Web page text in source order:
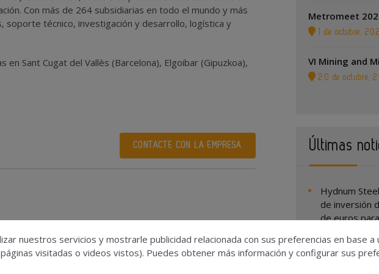
Con más de 264 subsidiarias en todo el mundo y más
soporte técnico, investigación y desarrollo, logística y
Sant Cugat del Vallès (Barcelona), Elgoibar (Gipuzkoa),
CONTACTE CON LA EMPRESA
Metromeet
1 de octubre,
VI Mining and
20 de octubre,
Últimas
Hydnum
de inversión
de euros
Cómo
en la industria
nuestros servicios y mostrarle publicidad relacionada con sus preferencias en base a
visitadas o videos vistos). Puedes obtener más información y configurar sus